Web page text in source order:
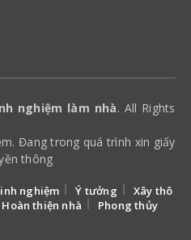
nghiệm làm nhà. All Rights
Đang trong quá trình xin giấy
thông
nghiệm Ý tưởng
Xây thô
Hoàn thiện nhà Phong thủy